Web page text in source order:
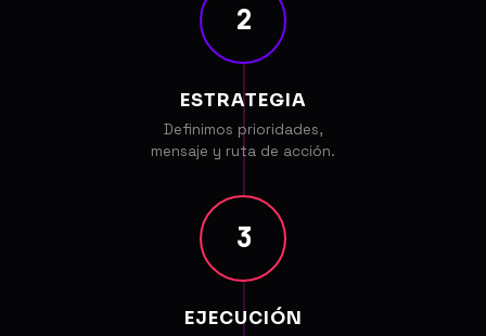
2
ESTRATEGIA
Definimos prioridades,
mensaje y ruta de acción.
3
EJECUCIÓN